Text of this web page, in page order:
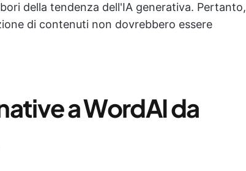
della tendenza dell'IA generativa. Pertanto,
di contenuti non dovrebbero essere
a WordAI da